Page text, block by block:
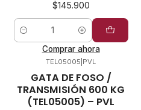
$145.900
Cantidad
Comprar ahora
TEL05005 PVL
GATA DE FOSO /
TRANSMISIÓN 600 KG
(TEL05005) – PVL